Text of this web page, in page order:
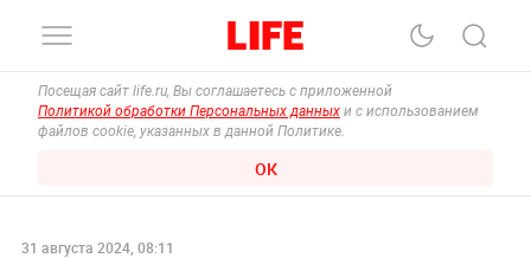
Посещая сайт life.ru, Вы соглашаетесь с приложенной
Политикой обработки Персональных данных и с использованием
файлов cookie, указанных в данной Политике.
ОК
31 августа 2024, 08:11